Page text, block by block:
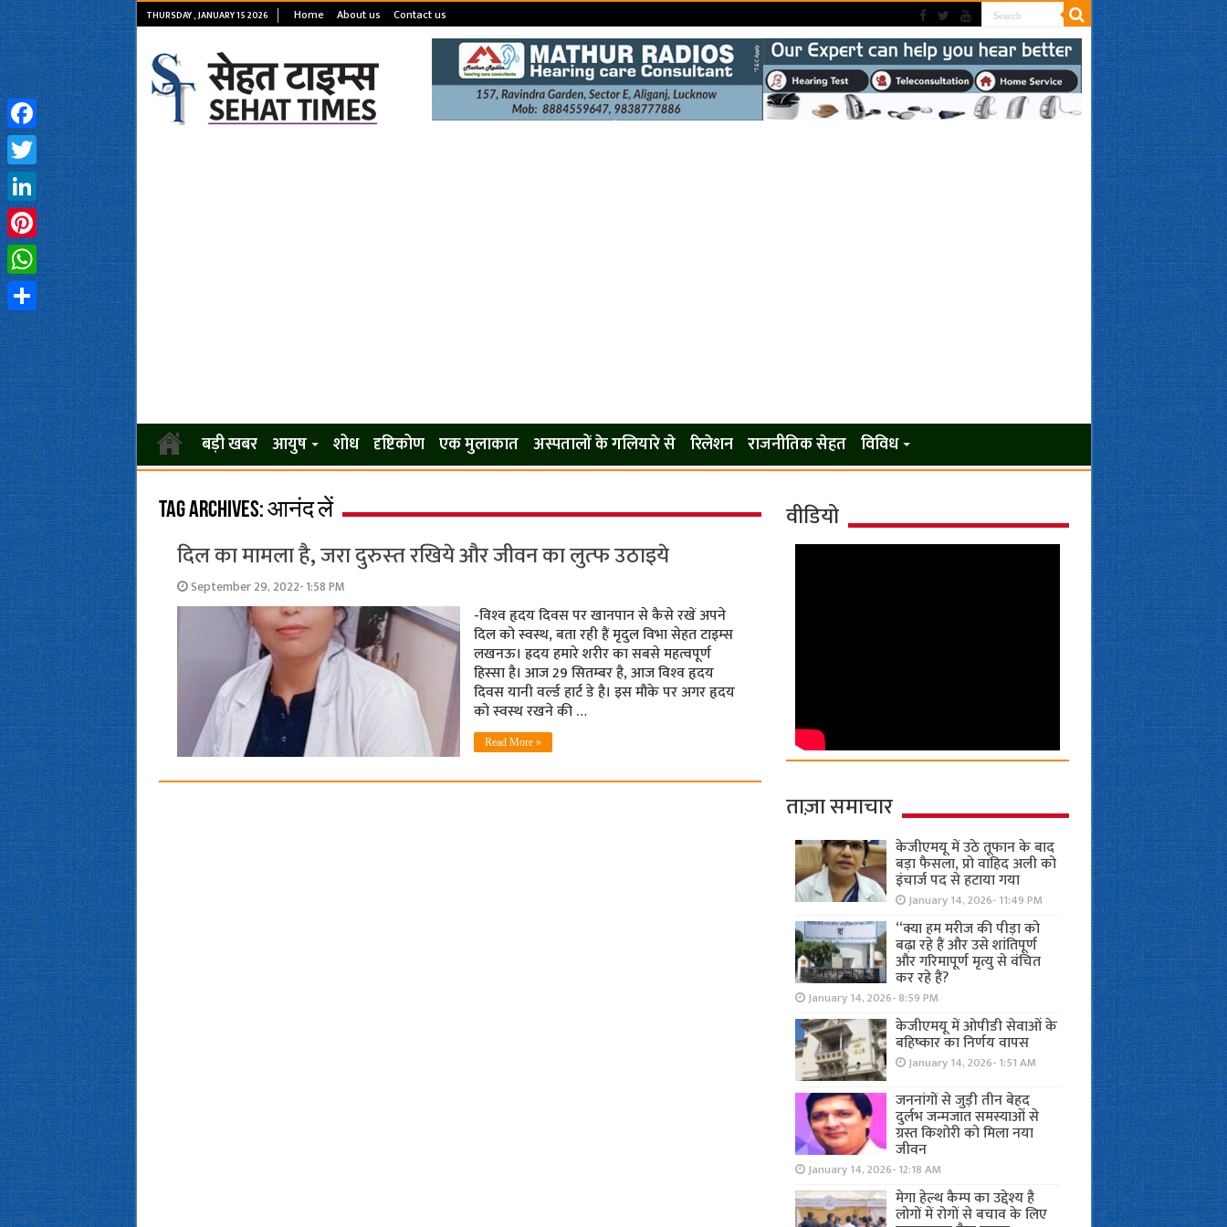
THURSDAY , JANUARY 15 2026 Home About us Contact us
बड़ी खबर आयुष शोध दृष्टिकोण एक मुलाकात अस्पतालों के गलियारे से रिलेशन राजनीतिक सेहत विविध
Tag Archives:आनंद लें
दिल का मामला है, जरा दुरुस्‍त रखिये और जीवन का लुत्‍फ उठाइये
September 29, 2022- 1:58 PM
-विश्‍व हृदय दिवस पर खानपान से कैसे रखें अपने
दिल को स्‍वस्‍थ, बता रही हैं मृदुल विभा सेहत टाइम्‍स
लखनऊ। ह्रदय हमारे शरीर का सबसे महत्वपूर्ण
हिस्सा है। आज 29 सितम्‍बर है, आज विश्‍व हृदय
दिवस यानी वर्ल्‍ड हार्ट डे है। इस मौके पर अगर हृदय
को स्‍वस्‍थ रखने की …
Read More »
वीडियो
ताज़ा समाचार
केजीएमयू में उठे तूफान के बाद
बड़ा फैसला, प्रो वाहिद अली को
इंचार्ज पद से हटाया गया
January 14, 2026- 11:49 PM
“क्या हम मरीज की पीड़ा को
बढ़ा रहे हैं और उसे शांतिपूर्ण
और गरिमापूर्ण मृत्यु से वंचित
कर रहे हैं?
January 14, 2026- 8:59 PM
केजीएमयू में ओपीडी सेवाओं के
बहिष्कार का निर्णय वापस
January 14, 2026- 1:51 AM
जननांगों से जुड़ी तीन बेहद
दुर्लभ जन्मजात समस्याओं से
ग्रस्त किशोरी को मिला नया
जीवन
January 14, 2026- 12:18 AM
मेगा हेल्थ कैम्प का उद्देश्य है
लोगों में रोगों से बचाव के लिए
Facebook
Twitter
LinkedIn
Pinterest
WhatsApp
Share